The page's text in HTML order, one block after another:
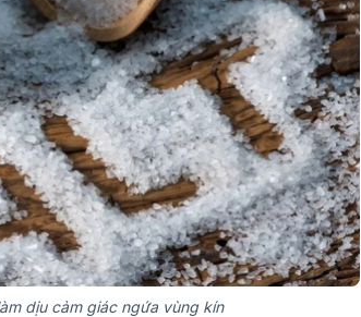
dịu cảm giác ngứa vùng kín